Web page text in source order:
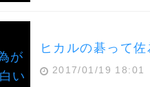
ヒカルの碁って
2017/01/19 18:01